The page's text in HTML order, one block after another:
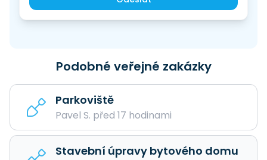
Podobné veřejné zakázky
Parkoviště
Pavel S. před 17 hodinami
Stavební úpravy bytového domu